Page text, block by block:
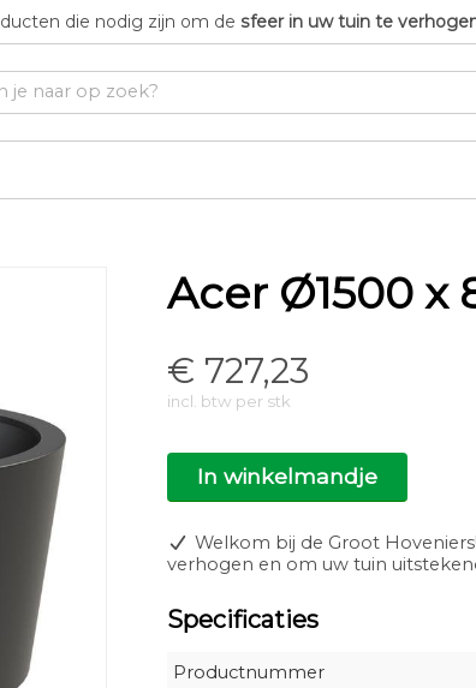
die nodig zijn om de sfeer in uw tuin te
Acer Ø1500 x
€ 727,23
incl. btw per stk
In winkelmandje
Welkom bij de Groot
verhogen en om uw tuin
Specificaties
Productnummer